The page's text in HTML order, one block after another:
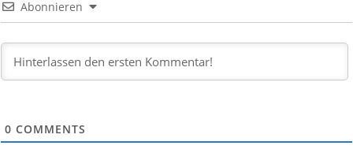
Benjamin Hagg